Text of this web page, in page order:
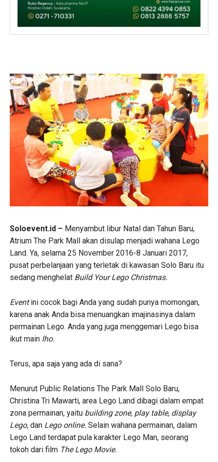
Soloevent.id – Menyambut libur Natal dan Tahun Baru,
Atrium The Park Mall akan disulap menjadi wahana Lego
Land. Ya, selama 25 November 2016-8 Januari 2017,
pusat perbelanjaan yang terletak di kawasan Solo Baru itu
sedang menghelat Build Your Lego Christmas.
Eventini cocok bagi Anda yang sudah punya momongan,
karena anak Anda bisa menuangkan imajinasinya dalam
permainan Lego. Anda yang juga menggemari Lego bisa
ikut main lho.
Terus, apa saja yang ada di sana?
Menurut Public Relations The Park Mall Solo Baru,
Christina Tri Mawarti, area Lego Land dibagi dalam empat
zona permainan, yaitu building zone, play table, display
Lego, dan Lego online. Selain wahana permainan, dalam
Lego Land terdapat pula karakter Lego Man, seorang
tokoh dari film The Lego Movie.